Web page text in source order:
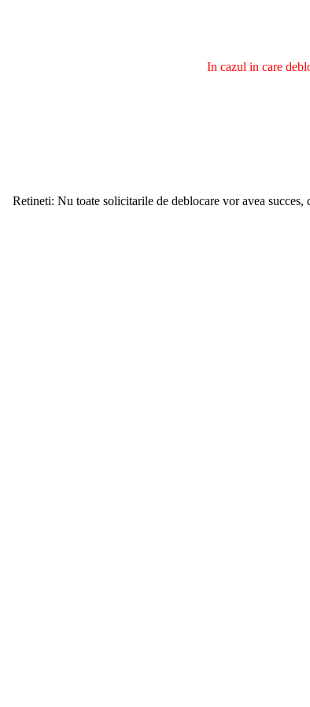
In cazul in care
Retineti: Nu toate solicitarile de deblocare vor avea